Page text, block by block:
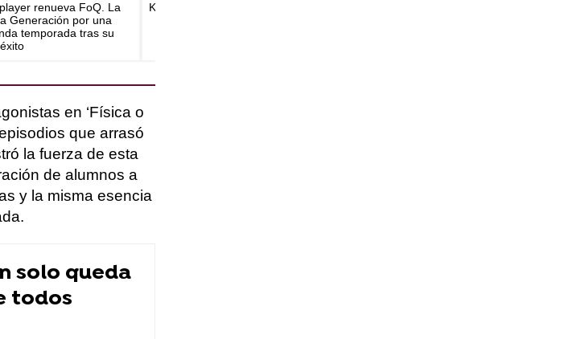
renueva FoQ. La
Generación por una
temporada tras su
Koldo se disculpa con Carlota
en ‘Física o
que arrasó
la fuerza de esta
de alumnos a
y la misma esencia
solo queda
todos